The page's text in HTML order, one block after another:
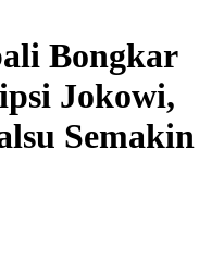
Bongkar
Jokowi,
Semakin